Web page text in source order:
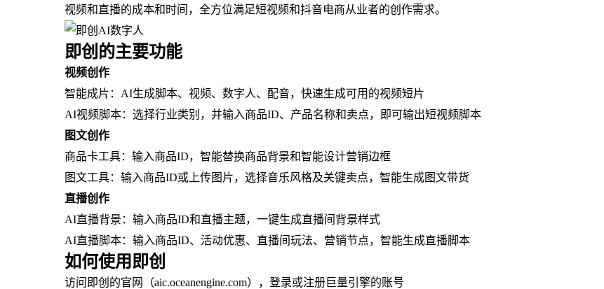
视频和直播的成本和时间，全方位满足短视频和抖音电商从业者的创作需求。
即创的主要功能
视频创作
智能成片：AI生成脚本、视频、数字人、配音，快速生成可用的视频短片
AI视频脚本：选择行业类别，并输入商品ID、产品名称和卖点，即可输出短视频脚本
图文创作
商品卡工具：输入商品ID，智能替换商品背景和智能设计营销边框
图文工具：输入商品ID或上传图片，选择音乐风格及关键卖点，智能生成图文带货
直播创作
AI直播背景：输入商品ID和直播主题，一键生成直播间背景样式
AI直播脚本：输入商品ID、活动优惠、直播间玩法、营销节点，智能生成直播脚本
如何使用即创
访问即创的官网（aic.oceanengine.com），登录或注册巨量引擎的账号